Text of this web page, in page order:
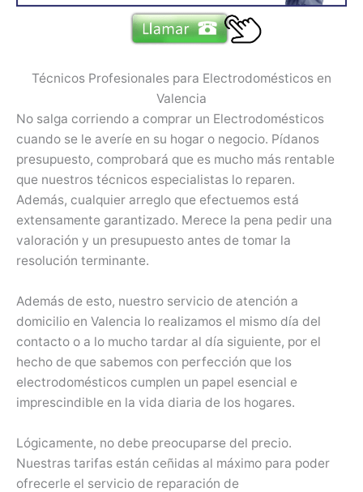
Técnicos Profesionales para Electrodomésticos en
Valencia
No salga corriendo a comprar un Electrodomésticos
cuando se le averíe en su hogar o negocio. Pídanos
presupuesto, comprobará que es mucho más rentable
que nuestros técnicos especialistas lo reparen.
Además, cualquier arreglo que efectuemos está
extensamente garantizado. Merece la pena pedir una
valoración y un presupuesto antes de tomar la
resolución terminante.
Además de esto, nuestro servicio de atención a
domicilio en Valencia lo realizamos el mismo día del
contacto o a lo mucho tardar al día siguiente, por el
hecho de que sabemos con perfección que los
electrodomésticos cumplen un papel esencial e
imprescindible en la vida diaria de los hogares.
Lógicamente, no debe preocuparse del precio.
Nuestras tarifas están ceñidas al máximo para poder
ofrecerle el servicio de reparación de